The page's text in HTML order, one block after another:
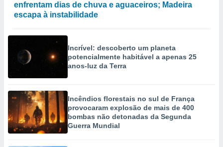
enfrentam dias de chuva e aguaceiros; Madeira
escapa à instabilidade
Incrível: descoberto um planeta
potencialmente habitável a apenas 25
anos-luz da Terra
Incêndios florestais no sul de França
provocaram explosão de mais de 400
bombas não detonadas da Segunda
Guerra Mundial